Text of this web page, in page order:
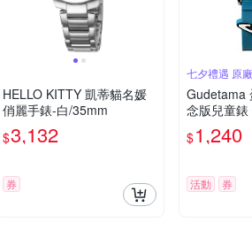
HELLO KITTY 凱蒂貓名媛
俏麗手錶-白/35mm
$3,132
券
七夕禮遇 原
Gudetama
念版兒童
禮推薦-
$1,240
活動 券